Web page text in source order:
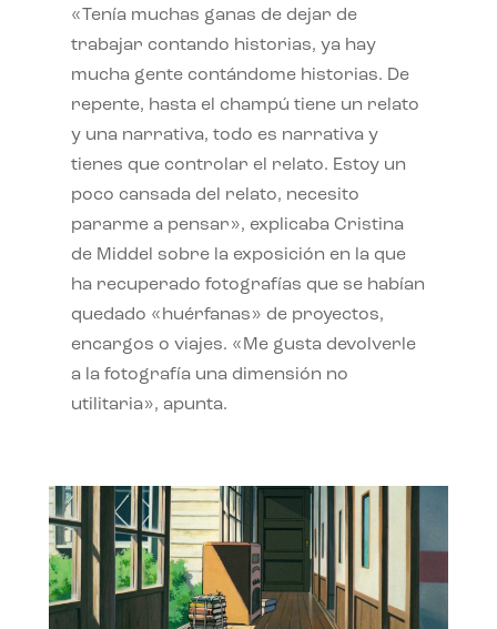
«Tenía muchas ganas de dejar de
trabajar contando historias, ya hay
mucha gente contándome historias. De
repente, hasta el champú tiene un relato
y una narrativa, todo es narrativa y
tienes que controlar el relato. Estoy un
poco cansada del relato, necesito
pararme a pensar», explicaba Cristina
de Middel sobre la exposición en la que
ha recuperado fotografías que se habían
quedado «huérfanas» de proyectos,
encargos o viajes. «Me gusta devolverle
a la fotografía una dimensión no
utilitaria», apunta.